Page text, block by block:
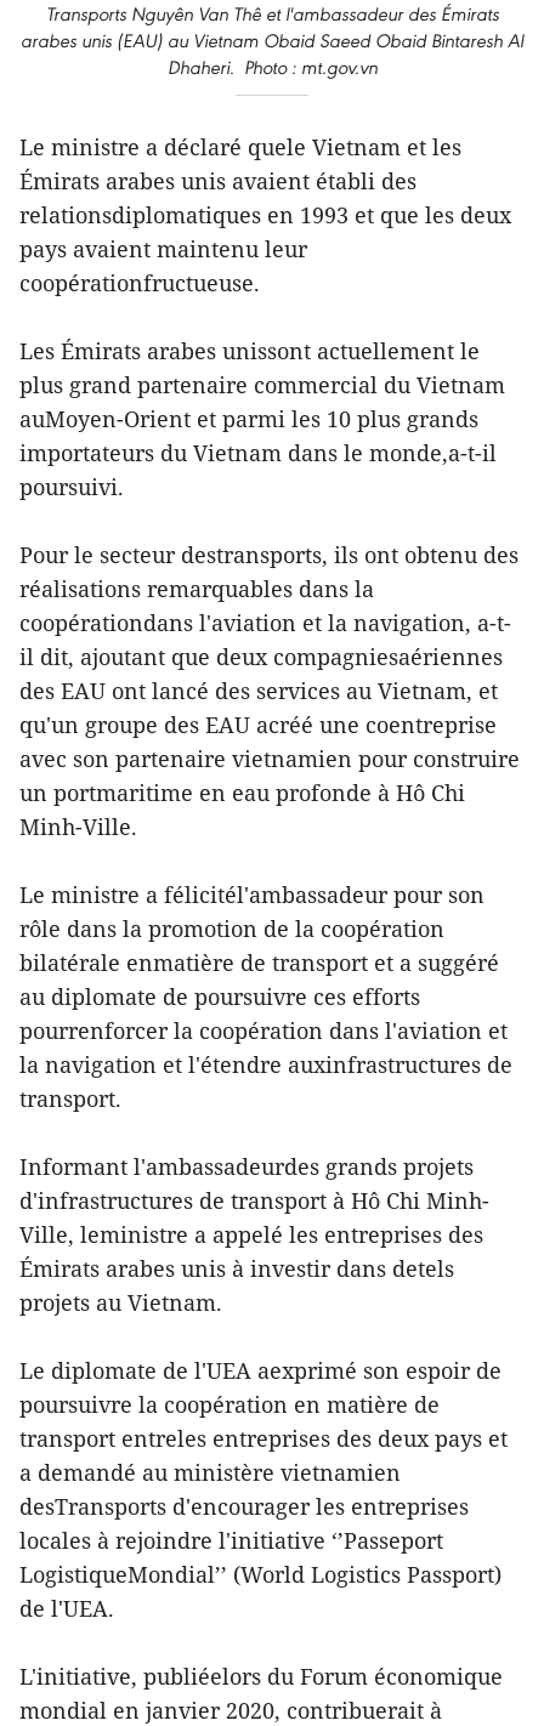
Transports Nguyên Van Thê et l'ambassadeur des Émirats
arabes unis (EAU) au Vietnam Obaid Saeed Obaid Bintaresh Al
Dhaheri. Photo : mt.gov.vn
Le ministre a déclaré quele Vietnam et les
Émirats arabes unis avaient établi des
relationsdiplomatiques en 1993 et que les deux
pays avaient maintenu leur
coopérationfructueuse.
Les Émirats arabes unissont actuellement le
plus grand partenaire commercial du Vietnam
auMoyen-Orient et parmi les 10 plus grands
importateurs du Vietnam dans le monde,a-t-il
poursuivi.
Pour le secteur destransports, ils ont obtenu des
réalisations remarquables dans la
coopérationdans l'aviation et la navigation, a-t-
il dit, ajoutant que deux compagniesaériennes
des EAU ont lancé des services au Vietnam, et
qu'un groupe des EAU acréé une coentreprise
avec son partenaire vietnamien pour construire
un portmaritime en eau profonde à Hô Chi
Minh-Ville.
Le ministre a félicitél'ambassadeur pour son
rôle dans la promotion de la coopération
bilatérale enmatière de transport et a suggéré
au diplomate de poursuivre ces efforts
pourrenforcer la coopération dans l'aviation et
la navigation et l'étendre auxinfrastructures de
transport.
Informant l'ambassadeurdes grands projets
d'infrastructures de transport à Hô Chi Minh-
Ville, leministre a appelé les entreprises des
Émirats arabes unis à investir dans detels
projets au Vietnam.
Le diplomate de l'UEA aexprimé son espoir de
poursuivre la coopération en matière de
transport entreles entreprises des deux pays et
a demandé au ministère vietnamien
desTransports d'encourager les entreprises
locales à rejoindre l'initiative ‘’Passeport
LogistiqueMondial’’ (World Logistics Passport)
de l'UEA.
L'initiative, publiéelors du Forum économique
mondial en janvier 2020, contribuerait à